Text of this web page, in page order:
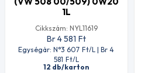
1L
Cikkszám: NYL11619
Br 4 581 Ft
Egységár: N°3 607 Ft/L | Br 4
581 Ft/L
12 db/karton